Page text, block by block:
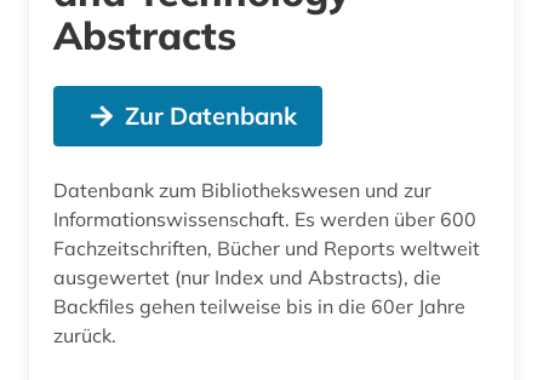
Abstracts
Zur Datenbank
Datenbank zum Bibliothekswesen und zur
Informationswissenschaft. Es werden über 600
Fachzeitschriften, Bücher und Reports weltweit
ausgewertet (nur Index und Abstracts), die
Backfiles gehen teilweise bis in die 60er Jahre
zurück.